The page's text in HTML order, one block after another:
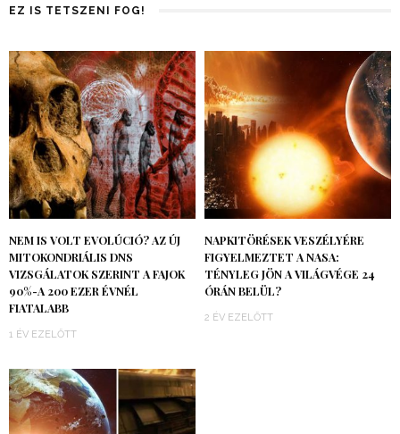
EZ IS TETSZENI FOG!
NEM IS VOLT EVOLÚCIÓ? AZ ÚJ
MITOKONDRIÁLIS DNS
VIZSGÁLATOK SZERINT A FAJOK
90%-A 200 EZER ÉVNÉL
FIATALABB
1 ÉV EZELŐTT
NAPKITÖRÉSEK VESZÉLYÉRE
FIGYELMEZTET A NASA:
TÉNYLEG JÖN A VILÁGVÉGE 24
ÓRÁN BELÜL?
2 ÉV EZELŐTT